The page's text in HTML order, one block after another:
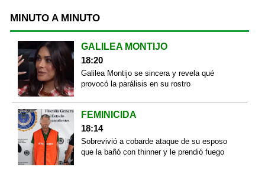
MINUTO A MINUTO
GALILEA MONTIJO
18:20
Galilea Montijo se sincera y revela qué
provocó la parálisis en su rostro
FEMINICIDA
18:14
Sobrevivió a cobarde ataque de su esposo
que la bañó con thinner y le prendió fuego